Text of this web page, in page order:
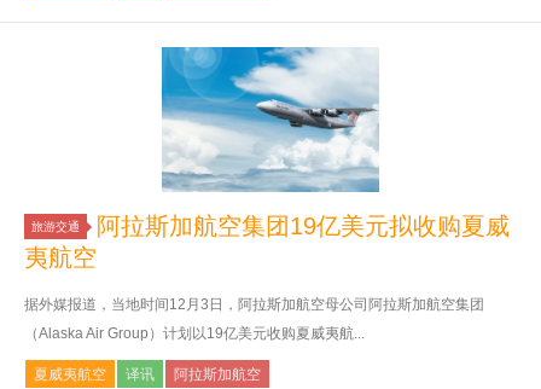
旅游交通
阿拉斯加航空集团19亿美元拟收购夏威
夷航空
据外媒报道，当地时间12月3日，阿拉斯加航空母公司阿拉斯加航空集团
（Alaska Air Group）计划以19亿美元收购夏威夷航...
夏威夷航空 译讯 阿拉斯加航空